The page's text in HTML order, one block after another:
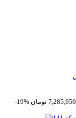
-19%
7,285,950 تومان